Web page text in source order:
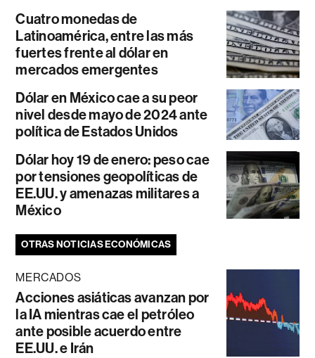
Cuatro monedas de
Latinoamérica, entre las más
fuertes frente al dólar en
mercados emergentes
Dólar en México cae a su peor
nivel desde mayo de 2024 ante
política de Estados Unidos
Dólar hoy 19 de enero: peso cae
por tensiones geopolíticas de
EE.UU. y amenazas militares a
México
OTRAS NOTICIAS ECONÓMICAS
MERCADOS
Acciones asiáticas avanzan por
la IA mientras cae el petróleo
ante posible acuerdo entre
EE.UU. e Irán